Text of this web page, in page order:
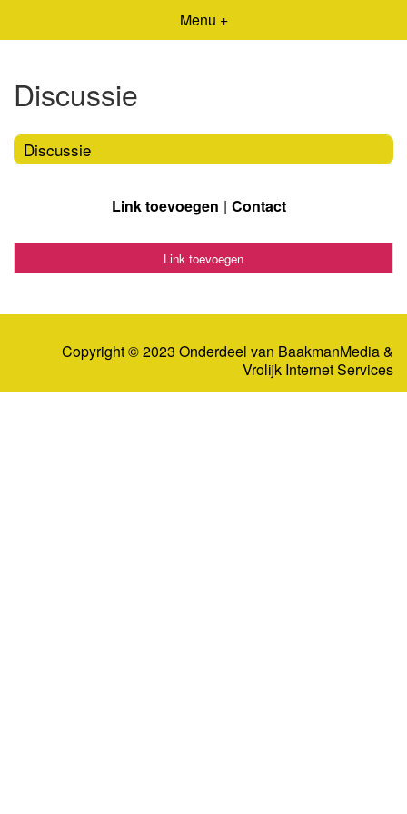
Menu +
Discussie
Discussie
Link toevoegen Contact
Link toevoegen
Copyright © 2023 Onderdeel van BaakmanMedia&
Vrolijk Internet Services